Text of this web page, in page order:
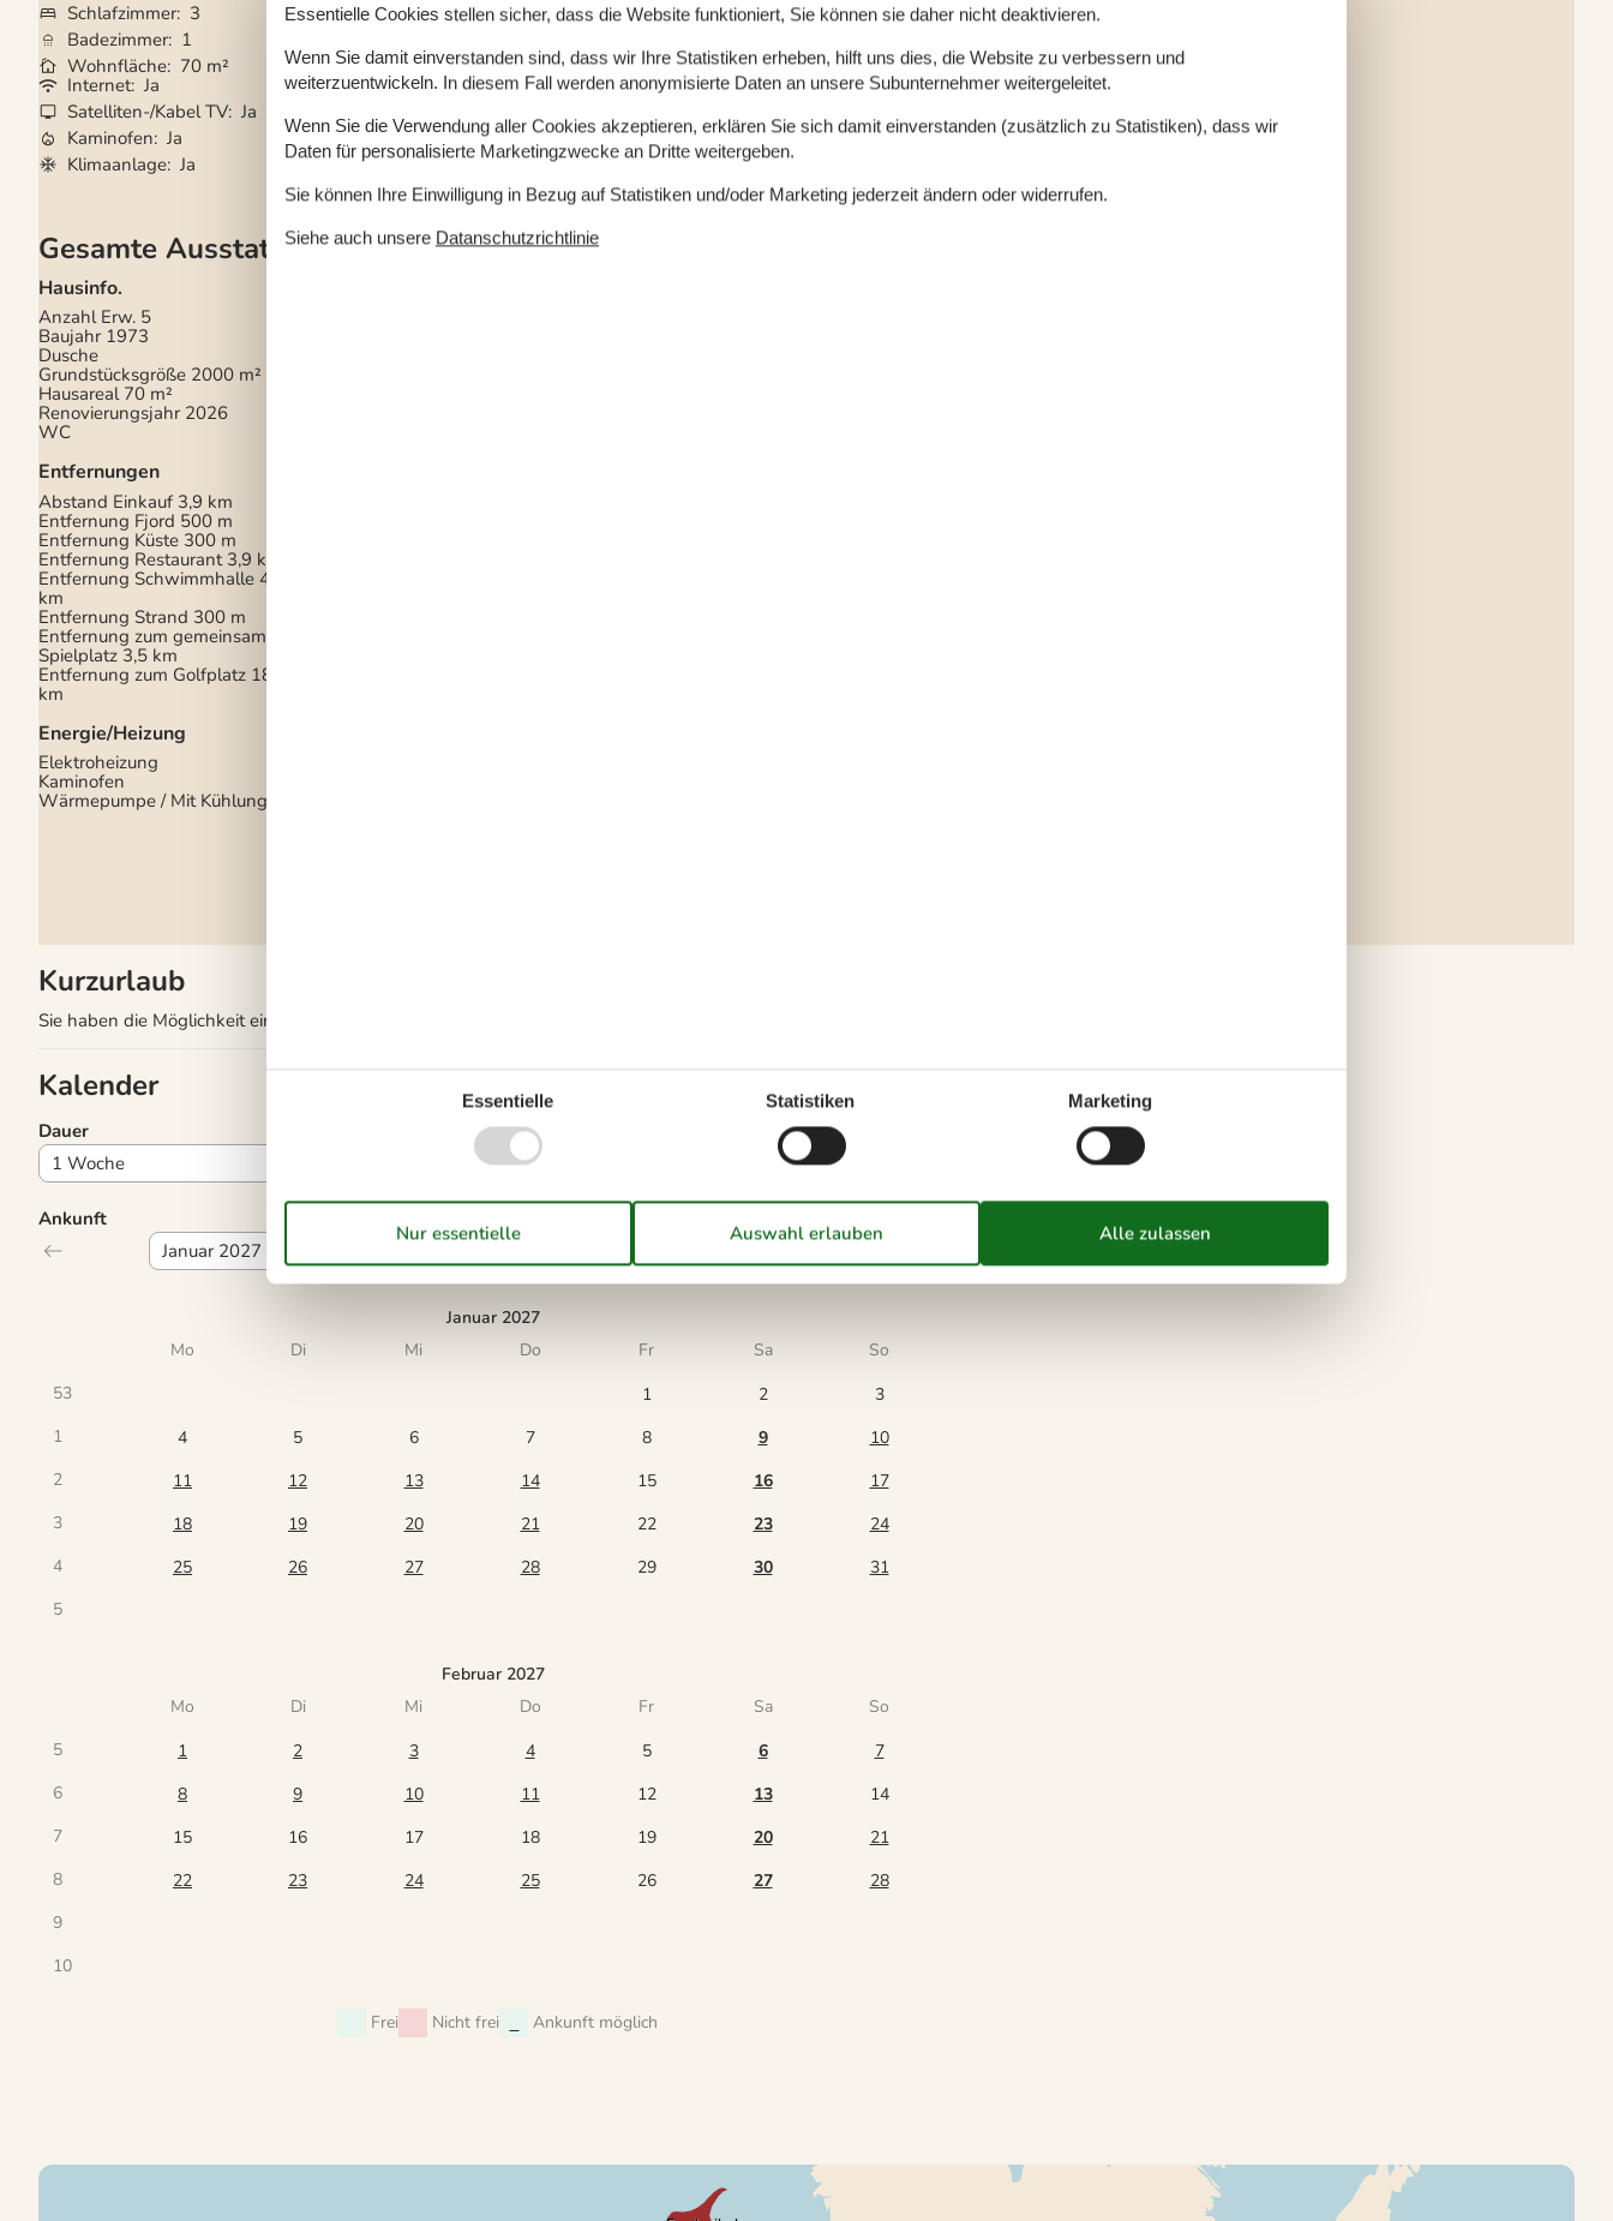
Schlafzimmer 3
Badezimmer 1
Wohnfläche 70 m²
Grundstück 2.000 m²
Kurzurlaub möglich
Ja
Entfernung Wasser 300 m
Internet Ja
Satelliten-/Kabel TV Ja
Kaminofen Ja
Klimaanlage Ja
Waschmaschine Ja
Nichtraucher Ja
Ladestation für Elektroauto
Klimafreundlich Ja
Gesamte Ausstattung
Hausinfo.
Anzahl Erw. 5
Baujahr 1973
Dusche
Grundstücksgröße 2000 m²
Hausareal 70 m²
Renovierungsjahr 2026
WC
Entfernungen
Abstand Einkauf 3,9 km
Entfernung Fjord 500 m
Entfernung Küste 300 m
Entfernung Restaurant 3,9 km
Entfernung Schwimmhalle 4,5
km
Entfernung Strand 300 m
Entfernung zum gemeinsamen
Spielplatz 3,5 km
Entfernung zum Golfplatz 18,5
km
Energie/Heizung
Elektroheizung
Kaminofen
Wärmepumpe / Mit Kühlung
Kurzurlaub
Sie haben die Möglichkeit einen Kurzurlaub in ausgewählten Zeiträumen des Jahres zu machen.
Kalender
Ankunft
Januar 2027
Mo
Di Mi Do Fr Sa
So
53
1 2
3
1
4 5 6 7 8 9
10
2
11 12 13 14 15 16
17
3
18 19 20 21 22 23
24
4
25 26 27 28 29 30
31
5
Februar 2027
Mo
Di Mi Do Fr Sa
So
5
1 2 3 4 5 6
7
6
8 9 10 11 12 13
14
7
15 16 17 18 19 20
21
8
22 23 24 25 26 27
28
9
10
Frei Nicht frei Ankunft möglich
Dauer
Essentielle Cookies stellen sicher, dass die Website funktioniert, Sie können sie daher nicht deaktivieren.
Wenn Sie damit einverstanden sind, dass wir Ihre Statistiken erheben, hilft uns dies, die Website zu verbessern und
weiterzuentwickeln. In diesem Fall werden anonymisierte Daten an unsere Subunternehmer weitergeleitet.
Wenn Sie die Verwendung aller Cookies akzeptieren, erklären Sie sich damit einverstanden (zusätzlich zu Statistiken), dass wir
Daten für personalisierte Marketingzwecke an Dritte weitergeben.
Sie können Ihre Einwilligung in Bezug auf Statistiken und/oder Marketing jederzeit ändern oder widerrufen.
Siehe auch unsere Datanschutzrichtlinie
Essentielle Statistiken Marketing